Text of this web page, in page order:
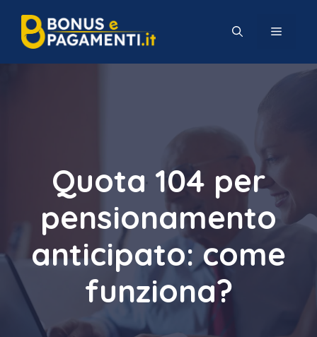
contenuto
MENU
Quota 104 per
pensionamento
anticipato: come
funziona?